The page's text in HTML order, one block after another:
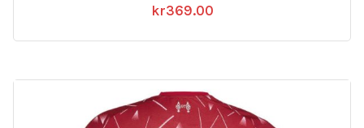
kr369.00